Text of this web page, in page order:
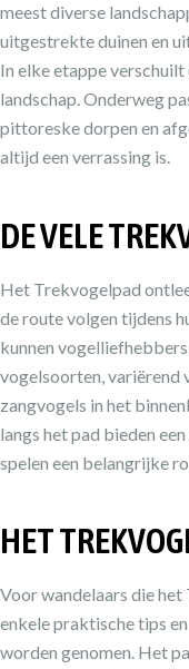
meest diverse
uitgestrekte duinen en
In elke etappe
landschap. Onderweg
pittoreske dorpen en
altijd een verrassing is.
DE VELE
Het Trekvogelpad
de route volgen tijdens
kunnen
vogelsoorten, variërend
zangvogels in het
langs het pad bieden
spelen een belangrijke
HET
Voor wandelaars die
enkele praktische tips
worden genomen. Het